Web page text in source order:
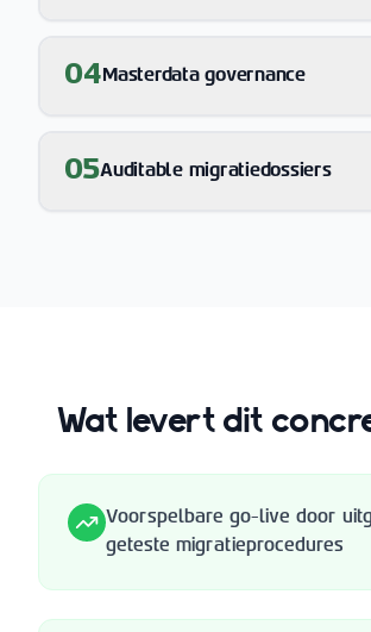
04 Masterdata governance
05Auditable migratiedossiers
Wat levert dit
Voorspelbare go-live door
geteste migratieprocedures